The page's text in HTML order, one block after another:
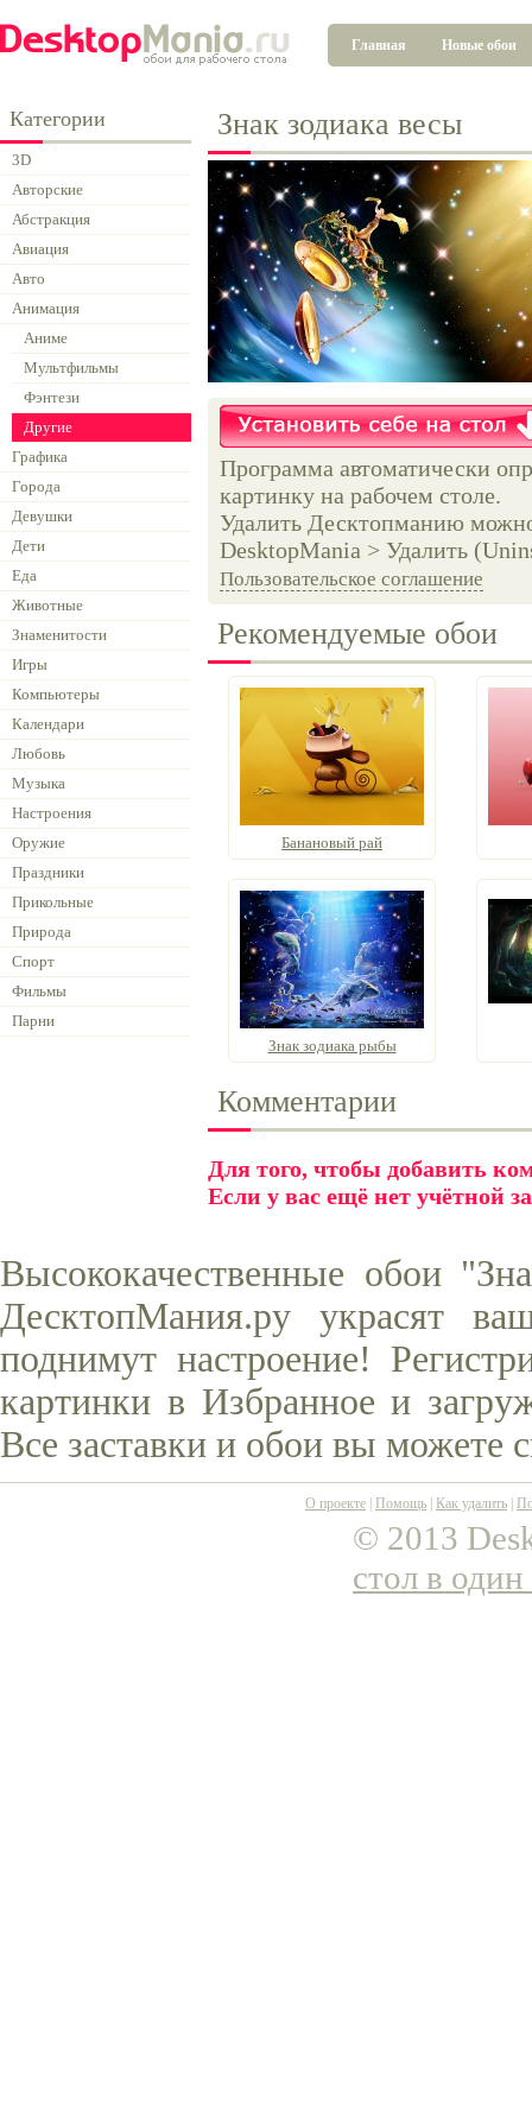
Главная Новые обои
Категории
3D
Авторские
Абстракция
Авиация
Авто
Анимация
Аниме
Мультфильмы
Фэнтези
Другие
Графика
Города
Девушки
Дети
Еда
Животные
Знаменитости
Игры
Компьютеры
Календари
Любовь
Музыка
Настроения
Оружие
Праздники
Прикольные
Природа
Спорт
Фильмы
Парни
Знак зодиака весы
Программа автоматически
картинку на рабочем столе.
Удалить Десктопманию
DesktopMania > Удалить
Пользовательское соглашение
Рекомендуемые обои
Банановый рай
Знак зодиака рыбы
Комментарии
Для того, чтобы добавить
Если у вас ещё нет учётной
Высококачественные обои
ДесктопМания.ру украсят
поднимут настроение!
картинки в Избранное и
Все заставки и обои вы можете
О проекте Помощь Как удалить
© 2013
стол в